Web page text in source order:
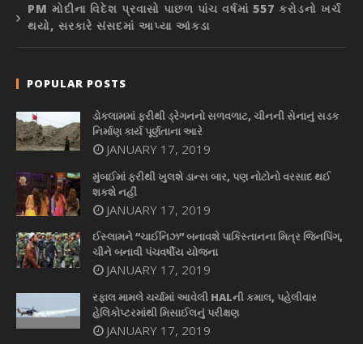
PM મોદીના વિદેશ પ્રવાસો પાછળ પાંચ વર્ષમાં 557 કરોડનો ખર્ચ
થયો, સરકારે સંસદમાં આપ્યા આંકડા
POPULAR POSTS
ડોકલામમાં ફરીથી ડ્રેગનનો સળવળાટ, ચીનની સેનાનું સડક
નિર્માણ કાર્ય પૂર્ણતાના આરે
JANUARY 17, 2019
મુંબઈમાં ફરીથી ખુલશે ડાન્સ બાર, પણ નોટોનો વરસાદ થઈ
શકશે નહીં
JANUARY 17, 2019
ઈસ્લામને “ચાઈનિઝ” બનાવશે પાકિસ્તાનના મિત્ર જિનપિંગ,
ચીને બનાવી પંચવર્ષીય યોજના
JANUARY 17, 2019
રફાલ મામલે ચર્ચામાં આવેલી HALની કમાલ, પહેલીવાર
હેલિકોપ્ટરમાંથી મિસાઈલનું પરીક્ષણ
JANUARY 17, 2019